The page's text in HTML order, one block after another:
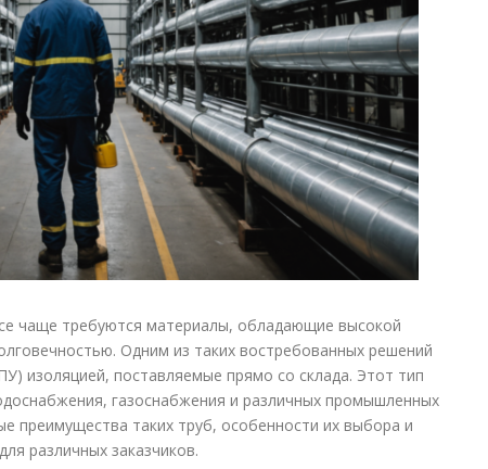
чаще требуются материалы, обладающие высокой
Одним из таких востребованных решений
изоляцией, поставляемые прямо со склада. Этот тип
газоснабжения и различных промышленных
преимущества таких труб, особенности их выбора и
различных заказчиков.